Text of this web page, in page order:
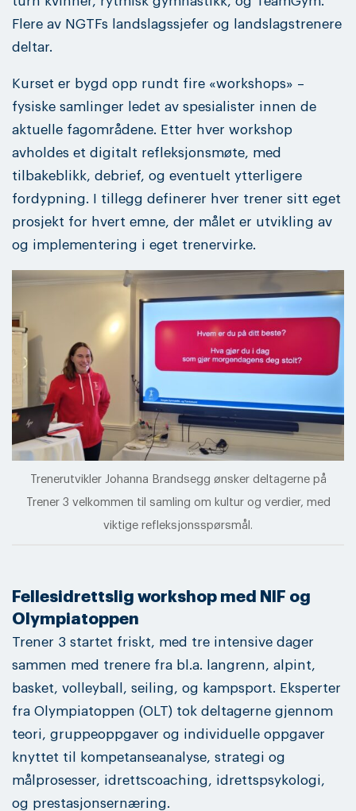
Flere av NGTFs landslagssjefer og landslagstrenere
deltar.
Kurset er bygd opp rundt fire «workshops» –
fysiske samlinger ledet av spesialister innen de
aktuelle fagområdene. Etter hver workshop
avholdes et digitalt refleksjonsmøte, med
tilbakeblikk, debrief, og eventuelt ytterligere
fordypning. I tillegg definerer hver trener sitt eget
prosjekt for hvert emne, der målet er utvikling av
og implementering i eget trenervirke.
Trenerutvikler Johanna Brandsegg ønsker deltagerne på
Trener 3 velkommen til samling om kultur og verdier, med
viktige refleksjonsspørsmål.
Fellesidrettslig workshop med NIF og
Olympiatoppen
Trener 3 startet friskt, med tre intensive dager
sammen med trenere fra bl.a. langrenn, alpint,
basket, volleyball, seiling, og kampsport. Eksperter
fra Olympiatoppen (OLT) tok deltagerne gjennom
teori, gruppeoppgaver og individuelle oppgaver
knyttet til kompetanseanalyse, strategi og
målprosesser, idrettscoaching, idrettspsykologi,
og prestasjonsernæring.